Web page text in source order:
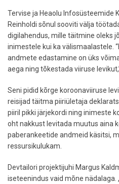
Tervise ja Heaolu Infosüsteemide
Reinholdi sõnul sooviti välja
digilahendus, mille täitmine oleks
inimestele kui ka välismaalastele.
andmete edastamine on üks
aega ning tõkestada viiruse
Seni pidid kõrge koroonaviiruse
reisijad täitma piiriületaja
piiril pikki järjekordi ning inimeste
oht nakkust levitada muutus aina
paberankeetide andmeid käsitsi,
ressursikulukam.
Devtailori projektijuhi Margus
iseteenindus vaid mõne